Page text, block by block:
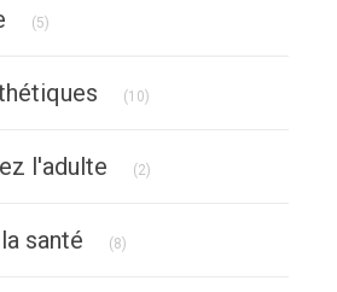
(5)
(10)
l'adulte (2)
santé (8)